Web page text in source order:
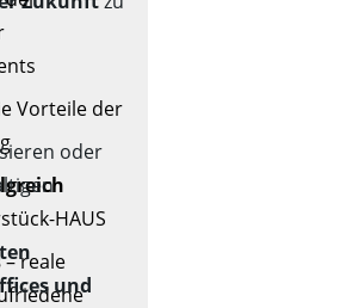
Vorteile der
HAUS
– reale
oder
und